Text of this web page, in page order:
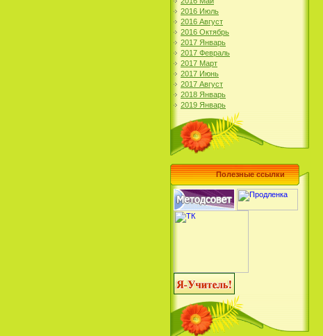
2016 Июль
2016 Август
2016 Октябрь
2017 Январь
2017 Февраль
2017 Март
2017 Июнь
2017 Август
2018 Январь
2019 Январь
Полезные ссылки